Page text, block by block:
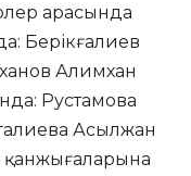
арасында
Берікғалиев
Алимхан
Рустамова
Асылжан